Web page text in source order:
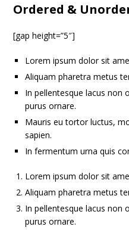
Ordered &
[gap height=”5″]
Lorem ipsum dolor sit
Aliquam pharetra metus
In pellentesque lacus non
purus ornare.
Mauris eu tortor luctus,
sapien.
In fermentum urna quis
Lorem ipsum dolor sit
Aliquam pharetra metus
In pellentesque lacus non
purus ornare.